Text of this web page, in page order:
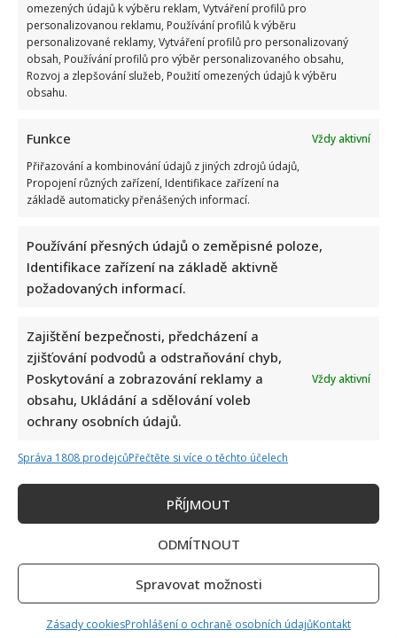
omezených údajů k výběru reklam, Vytváření profilů pro
personalizovanou reklamu, Používání profilů k výběru
personalizované reklamy, Vytváření profilů pro personalizovaný
obsah, Používání profilů pro výběr personalizovaného obsahu,
Rozvoj a zlepšování služeb, Použití omezených údajů k výběru
obsahu.
Funkce
Vždy aktivní
Přiřazování a kombinování údajů z jiných zdrojů údajů,
Propojení různých zařízení, Identifikace zařízení na
základě automaticky přenášených informací.
Používání přesných údajů o zeměpisné poloze,
Identifikace zařízení na základě aktivně
požadovaných informací.
Zajištění bezpečnosti, předcházení a
zjišťování podvodů a odstraňování chyb,
Poskytování a zobrazování reklamy a
obsahu, Ukládání a sdělování voleb
ochrany osobních údajů.
Vždy aktivní
Správa 1808 prodejcůPřečtěte si více o těchto účelech
PŘÍJMOUT
ODMÍTNOUT
Spravovat možnosti
Zásady cookiesProhlášení o ochraně osobních údajůKontakt
Napsat komentář
Vaše e-mailová adresa nebude zveřejněna.